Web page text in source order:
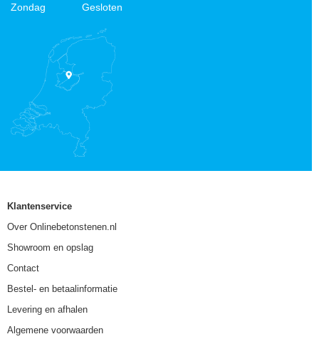
Zondag
Gesloten
Klantenservice
Over Onlinebetonstenen.nl
Showroom en opslag
Contact
Bestel- en betaalinformatie
Levering en afhalen
Algemene voorwaarden